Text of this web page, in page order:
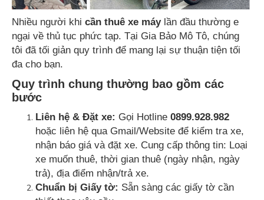
Nhiều người khi cần thuê xe máylần đầu thường e
ngại về thủ tục phức tạp. Tại Gia Bảo Mô Tô, chúng
tôi đã tối giản quy trình để mang lại sự thuận tiện tối
đa cho bạn.
Quy trình chung thường bao gồm các
bước
Liên hệ & Đặt xe: Gọi Hotline 0899.928.982
hoặc liên hệ qua Gmail/Website để kiểm tra xe,
nhận báo giá và đặt xe. Cung cấp thông tin: Loại
xe muốn thuê, thời gian thuê (ngày nhận, ngày
trả), địa điểm nhận/trả xe.
Chuẩn bị Giấy tờ: Sẵn sàng các giấy tờ cần